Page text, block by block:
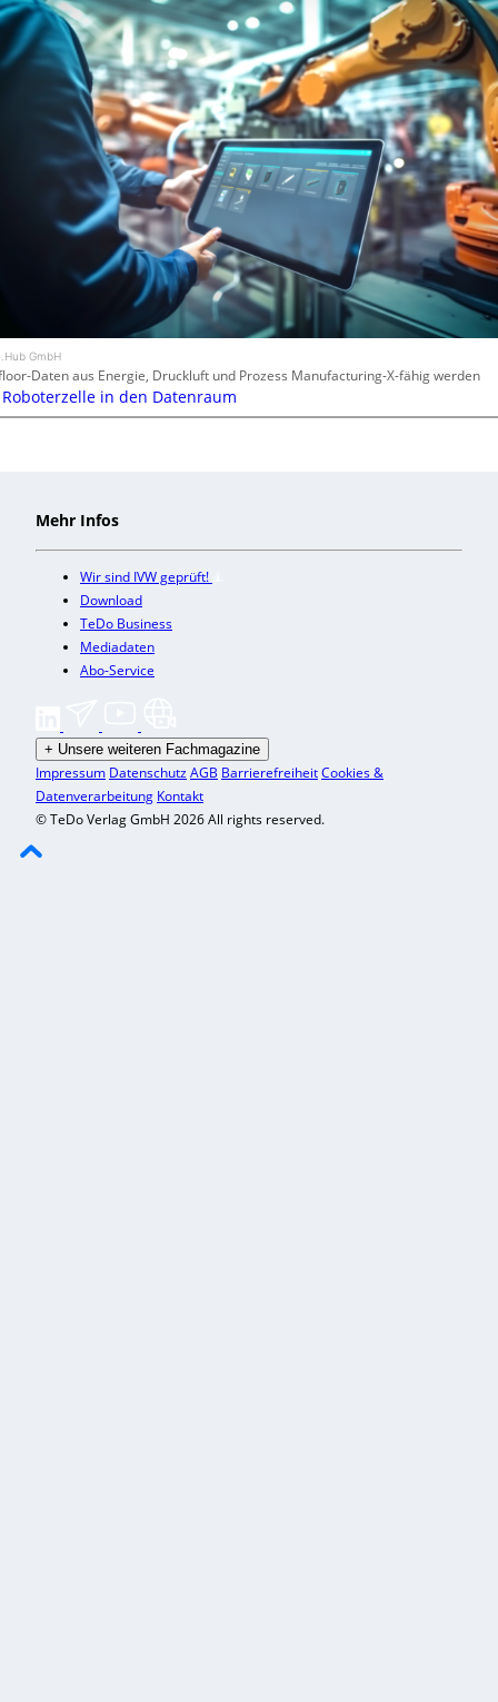
GmbH
Daten aus Energie, Druckluft und Prozess Manufacturing-X-fähig werden
in den Datenraum
Mehr Infos
Wir sind IVW geprüft!
Download
TeDo Business
Mediadaten
Abo-Service
+ Unsere weiteren Fachmagazine
Impressum DatenschutzAGB BarrierefreiheitCookies &
Datenverarbeitung Kontakt
© TeDo Verlag GmbH 2026 All rights reserved.